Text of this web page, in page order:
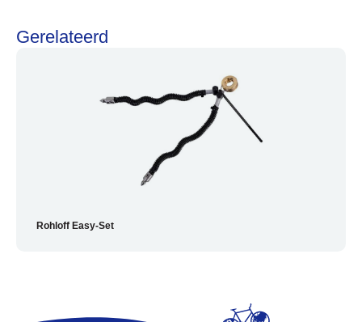
Paklijst
Gerelateerd
Rohloff Easy-Set